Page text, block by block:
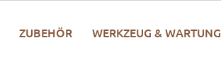
ZUBEHÖR WERKZEUG & WARTUNG